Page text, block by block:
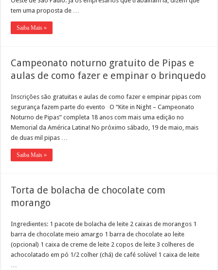
tem uma proposta de …
Saiba Mais »
Campeonato noturno gratuito de Pipas e
aulas de como fazer e empinar o brinquedo
Inscrições são gratuitas e aulas de como fazer e empinar pipas com
segurança fazem parte do evento O “Kite in Night – Campeonato
Noturno de Pipas” completa 18 anos com mais uma edição no
Memorial da América Latina! No próximo sábado, 19 de maio, mais
de duas mil pipas …
Saiba Mais »
Torta de bolacha de chocolate com
morango
Ingredientes: 1 pacote de bolacha de leite 2 caixas de morangos 1
barra de chocolate meio amargo 1 barra de chocolate ao leite
(opcional) 1 caixa de creme de leite 2 copos de leite 3 colheres de
achocolatado em pó 1/2 colher (chá) de café solúvel 1 caixa de leite
…